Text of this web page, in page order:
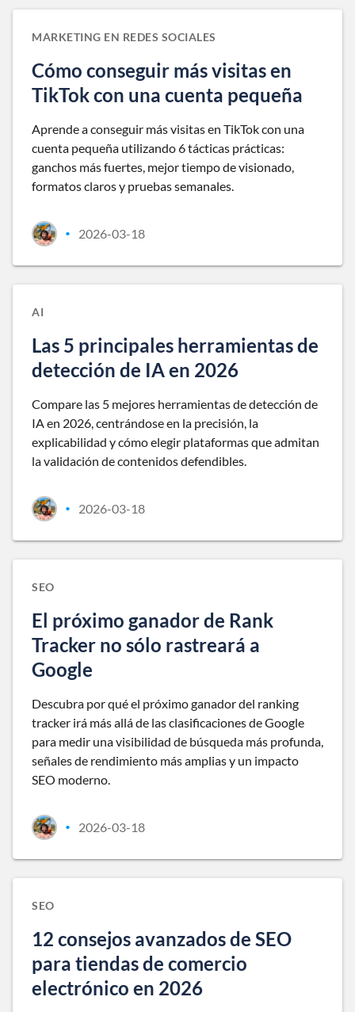
MARKETING EN REDES SOCIALES
Cómo conseguir más visitas en
TikTok con una cuenta pequeña
Aprende a conseguir más visitas en TikTok con una
cuenta pequeña utilizando 6 tácticas prácticas:
ganchos más fuertes, mejor tiempo de visionado,
formatos claros y pruebas semanales.
• 2026-03-18
AI
Las 5 principales herramientas de
detección de IA en 2026
Compare las 5 mejores herramientas de detección de
IA en 2026, centrándose en la precisión, la
explicabilidad y cómo elegir plataformas que admitan
la validación de contenidos defendibles.
• 2026-03-18
SEO
El próximo ganador de Rank
Tracker no sólo rastreará a
Google
Descubra por qué el próximo ganador del ranking
tracker irá más allá de las clasificaciones de Google
para medir una visibilidad de búsqueda más profunda,
señales de rendimiento más amplias y un impacto
SEO moderno.
• 2026-03-18
SEO
12 consejos avanzados de SEO
para tiendas de comercio
electrónico en 2026